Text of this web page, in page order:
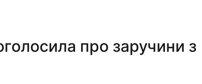
про заручини з